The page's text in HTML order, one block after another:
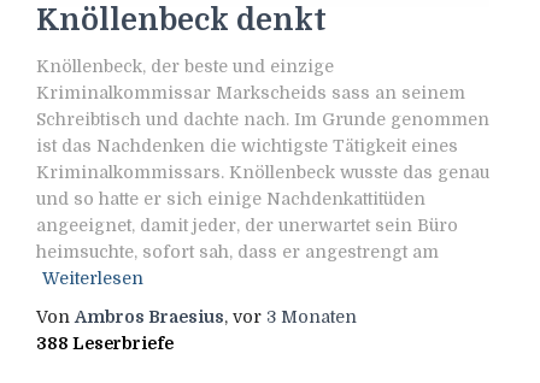
Knöllenbeck denkt
Knöllenbeck, der beste und einzige
Kriminalkommissar Markscheids sass an seinem
Schreibtisch und dachte nach. Im Grunde genommen
ist das Nachdenken die wichtigste Tätigkeit eines
Kriminalkommissars. Knöllenbeck wusste das genau
und so hatte er sich einige Nachdenkattitüden
angeeignet, damit jeder, der unerwartet sein Büro
heimsuchte, sofort sah, dass er angestrengt am
Weiterlesen
Von Ambros Braesius, vor 3 Monaten
388 Leserbriefe